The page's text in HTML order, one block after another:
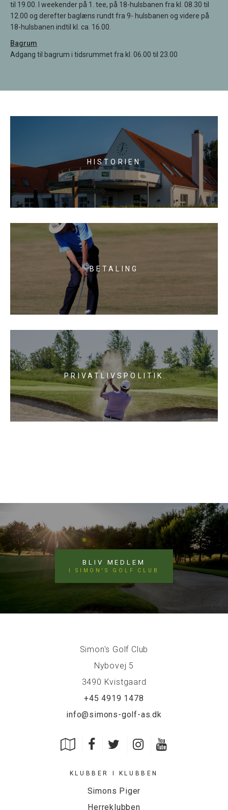
til 19.00. I weekender på 1. tee, på 18-hulsbanen fra kl. 08.30 til
12.00 og derefter baglæns rundt fra 9- hulsbanen og videre på
18-hulsbanen indtil kl. ca. 16.00.
Bagrum
Adgang til bagrum i tidsrummet fra kl. 06.00 til 23.00
HISTORIEN
BETALING
PRIVATLIVSPOLITIK
BLIV MEDLEM
I SIMON'S GOLF CLUB
Simon's Golf Club
Nybovej 5
3490 Kvistgaard
+45 4919 1478
info@simons-golf-as.dk
KLUBBER I KLUBBEN
Simons Piger
Herreklubben